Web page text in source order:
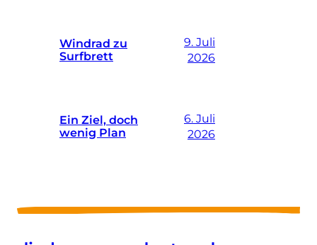
Windrad zu
Surfbrett
9. Juli
2026
Ein Ziel, doch
wenig Plan
6. Juli
2026